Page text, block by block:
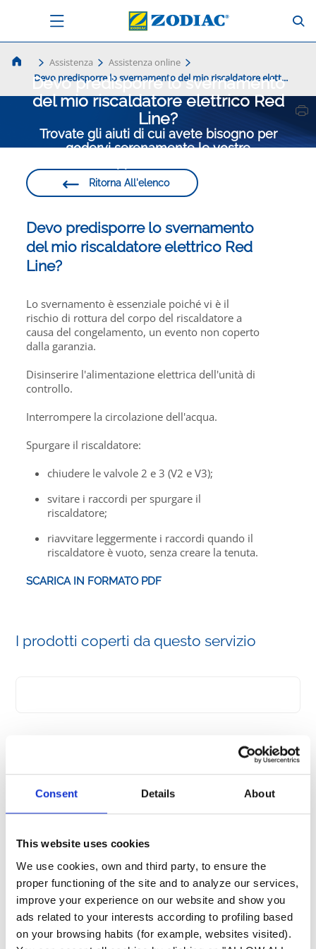
Consent Details About
This website uses cookies
We use cookies, own and third party, to ensure the
proper functioning of the site and to analyze our services,
improve your experience on our website and show you
ads related to your interests according to profiling based
on your browsing habits (for example, websites visited).
Assistenza
Assistenza online
Devo predisporre lo svernamento del mio riscaldatore elett...
Devo predisporre lo svernamento
del mio riscaldatore elettrico Red
Line?
Trovate gli aiuti di cui avete bisogno per
godervi serenamente le vostre
Ritorna All'elenco
Devo predisporre lo svernamento
del mio riscaldatore elettrico Red
Line?
Lo svernamento è essenziale poiché vi è il
rischio di rottura del corpo del riscaldatore a
causa del congelamento, un evento non coperto
dalla garanzia.
Disinserire l'alimentazione elettrica dell'unità di
controllo.
Interrompere la circolazione dell'acqua.
Spurgare il riscaldatore:
chiudere le valvole 2 e 3 (V2 e V3);
svitare i raccordi per spurgare il
riscaldatore;
riavvitare leggermente i raccordi quando il
riscaldatore è vuoto, senza creare la tenuta.
SCARICA IN FORMATO PDF
I prodotti coperti da questo servizio
Domande frequenti
Come ridurre il rumore proveniente dalla mia